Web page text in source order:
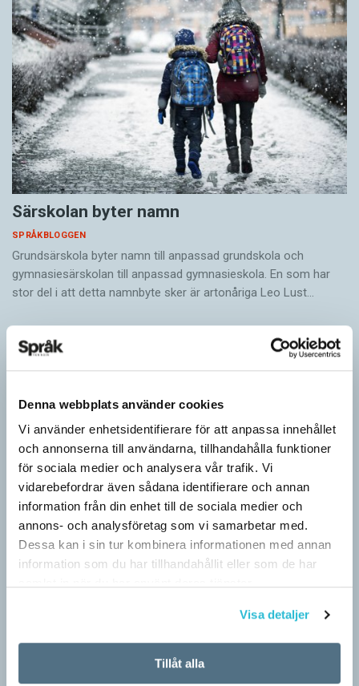
Denna webbplats använder cookies
Vi använder enhetsidentifierare för att anpassa innehållet
och annonserna till användarna, tillhandahålla funktioner
för sociala medier och analysera vår trafik. Vi
vidarebefordrar även sådana identifierare och annan
information från din enhet till de sociala medier och
annons- och analysföretag som vi samarbetar med.
Dessa kan i sin tur kombinera informationen med annan
information som du har tillhandahållit eller som de har
Visa detaljer
Tillåt alla
Särskolan byter namn
SPRÅKBLOGGEN
Grundsärskola byter namn till anpassad grundskola och
gymnasiesärskolan till anpassad gymnasieskola. En som har
stor del i att detta namnbyte sker är artonåriga Leo Lust…